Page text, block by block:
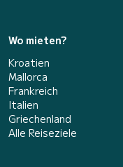
Wo mieten?
Kroatien
Mallorca
Frankreich
Italien
Griechenland
Alle Reiseziele